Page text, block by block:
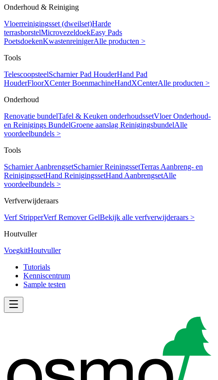
Onderhoud & Reiniging
Vloerreinigingsset (dweilset)Harde
terrasborstelMicrovezeldoekEasy Pads
PoetsdoekenKwastenreinigerAlle producten >
Tools
TelescoopsteelScharnier Pad HouderHand Pad
HouderFloorXCenter BoenmachineHandXCenterAlle producten >
Onderhoud
Renovatie bundelTafel & Keuken onderhoudssetVloer Onderhoud-
en Reinigings BundelGroene aanslag ReinigingsbundelAlle
voordeelbundels >
Tools
Scharnier AanbrengsetScharnier ReiningssetTerras Aanbreng- en
ReinigingssetHand ReinigingssetHand AanbrengsetAlle
voordeelbundels >
Verfverwijderaars
Verf StripperVerf Remover GelBekijk alle verfverwijderaars >
Houtvuller
VoegkitHoutvuller
Tutorials
Kenniscentrum
Sample testen